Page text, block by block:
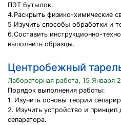
ПЭТ бутылок.
4.Раскрыть физико-химические
5 Изучить способы обработки и
6.Составить инструкционно-
выполнить образцы.
Центробежный
Лабораторная работа, 15 Января
Порядок выполнения работы:
1. Изучить основы теории
2. Изучить устройство и принцип
сепаратора.